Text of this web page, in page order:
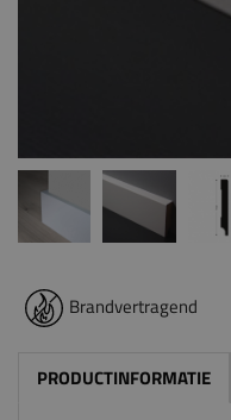
Brandvertragend
PRODUCTINFORMATIE